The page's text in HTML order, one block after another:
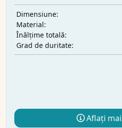
Dimensiune:
Material:
Înălțime totală:
Grad de duritate:
Aflați